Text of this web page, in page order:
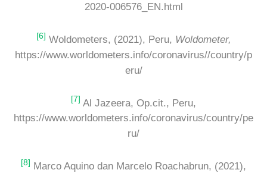
2020-006576_EN.html
[6] Woldometers, (2021), Peru, Woldometer,
https://www.worldometers.info/coronavirus//country/p
eru/
[7] Al Jazeera, Op.cit., Peru,
https://www.worldometers.info/coronavirus/country/pe
ru/
[8] Marco Aquino dan Marcelo Roachabrun, (2021),